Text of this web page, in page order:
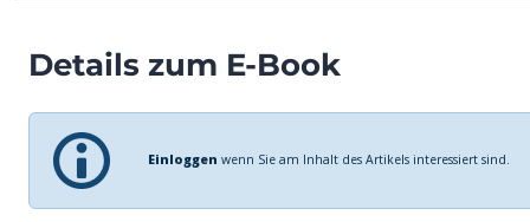
Details zum E-Book
Einloggen wenn Sie am Inhalt des Artikels interessiert sind.